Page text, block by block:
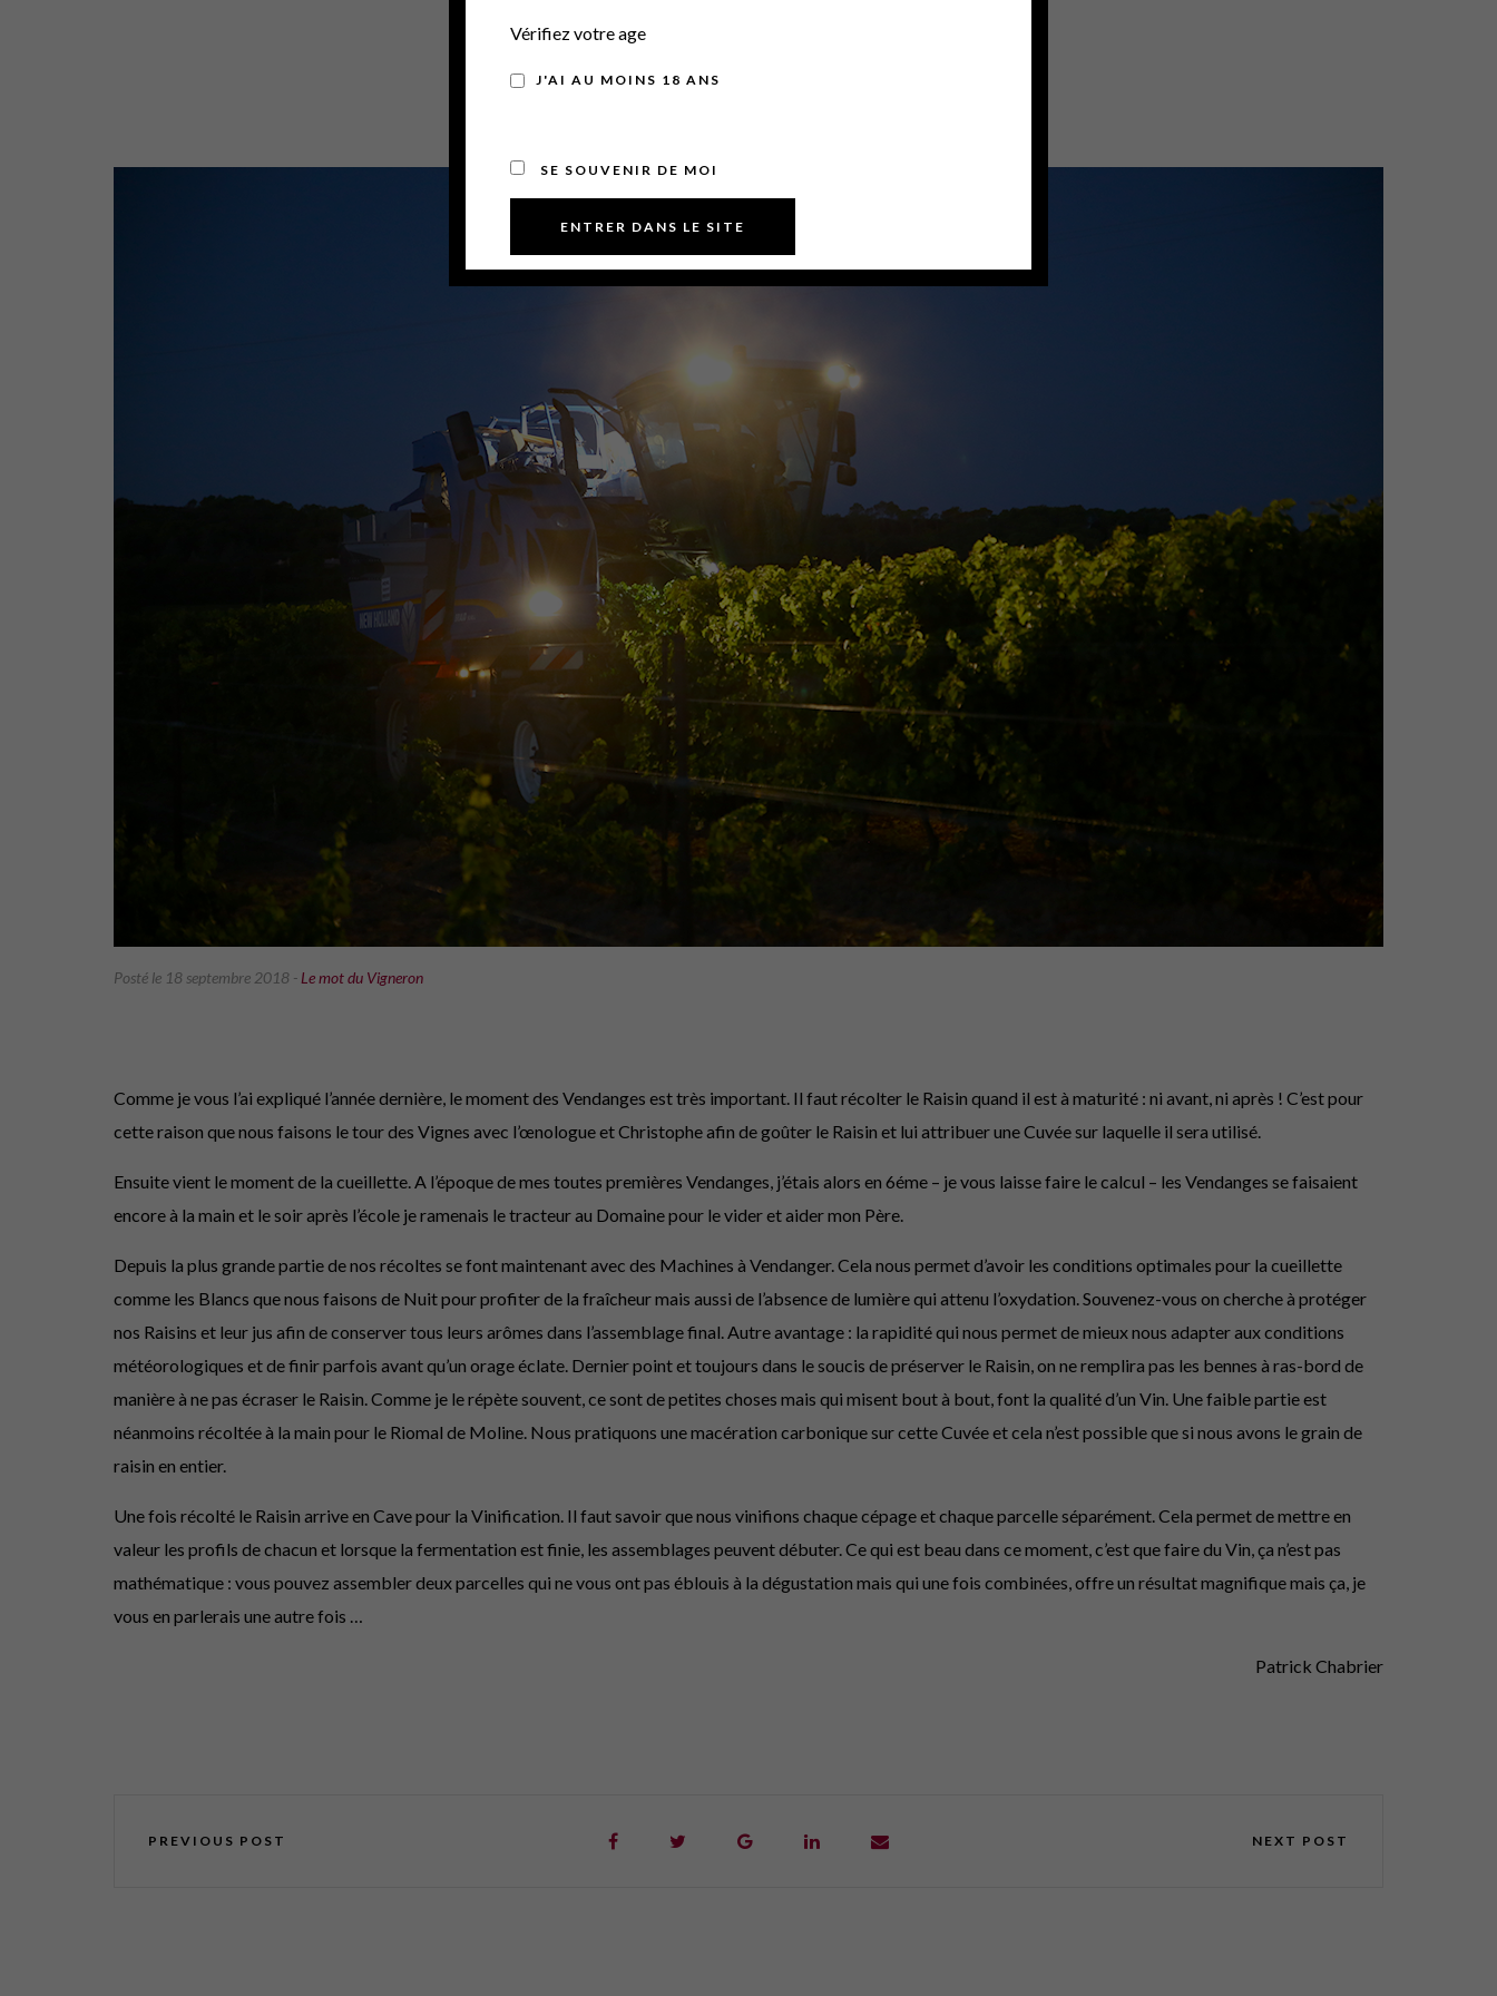
Posté le 18 septembre 2018 - Le mot du Vigneron
Comme je vous l’ai expliqué l’année dernière, le moment des Vendanges est très important. Il faut récolter le Raisin quand il est à maturité : ni avant, ni après ! C’est pour
cette raison que nous faisons le tour des Vignes avec l’œnologue et Christophe afin de goûter le Raisin et lui attribuer une Cuvée sur laquelle il sera utilisé.
Ensuite vient le moment de la cueillette. A l’époque de mes toutes premières Vendanges, j’étais alors en 6éme – je vous laisse faire le calcul – les Vendanges se faisaient
encore à la main et le soir après l’école je ramenais le tracteur au Domaine pour le vider et aider mon Père.
Depuis la plus grande partie de nos récoltes se font maintenant avec des Machines à Vendanger. Cela nous permet d’avoir les conditions optimales pour la cueillette
comme les Blancs que nous faisons de Nuit pour profiter de la fraîcheur mais aussi de l’absence de lumière qui attenu l’oxydation. Souvenez-vous on cherche à protéger
nos Raisins et leur jus afin de conserver tous leurs arômes dans l’assemblage final. Autre avantage : la rapidité qui nous permet de mieux nous adapter aux conditions
météorologiques et de finir parfois avant qu’un orage éclate. Dernier point et toujours dans le soucis de préserver le Raisin, on ne remplira pas les bennes à ras-bord de
manière à ne pas écraser le Raisin. Comme je le répète souvent, ce sont de petites choses mais qui misent bout à bout, font la qualité d’un Vin. Une faible partie est
néanmoins récoltée à la main pour le Riomal de Moline. Nous pratiquons une macération carbonique sur cette Cuvée et cela n’est possible que si nous avons le grain de
raisin en entier.
Une fois récolté le Raisin arrive en Cave pour la Vinification. Il faut savoir que nous vinifions chaque cépage et chaque parcelle séparément. Cela permet de mettre en
valeur les profils de chacun et lorsque la fermentation est finie, les assemblages peuvent débuter. Ce qui est beau dans ce moment, c’est que faire du Vin, ça n’est pas
mathématique : vous pouvez assembler deux parcelles qui ne vous ont pas éblouis à la dégustation mais qui une fois combinées, offre un résultat magnifique mais ça, je
vous en parlerais une autre fois …
Patrick Chabrier
PREVIOUS POST NEXT POST
Vérifiez votre age
J'AI AU MOINS 18 ANS
SE SOUVENIR DE MOI